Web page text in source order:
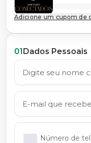
01Dados Pessoais
Número de
Adicione um cupom de